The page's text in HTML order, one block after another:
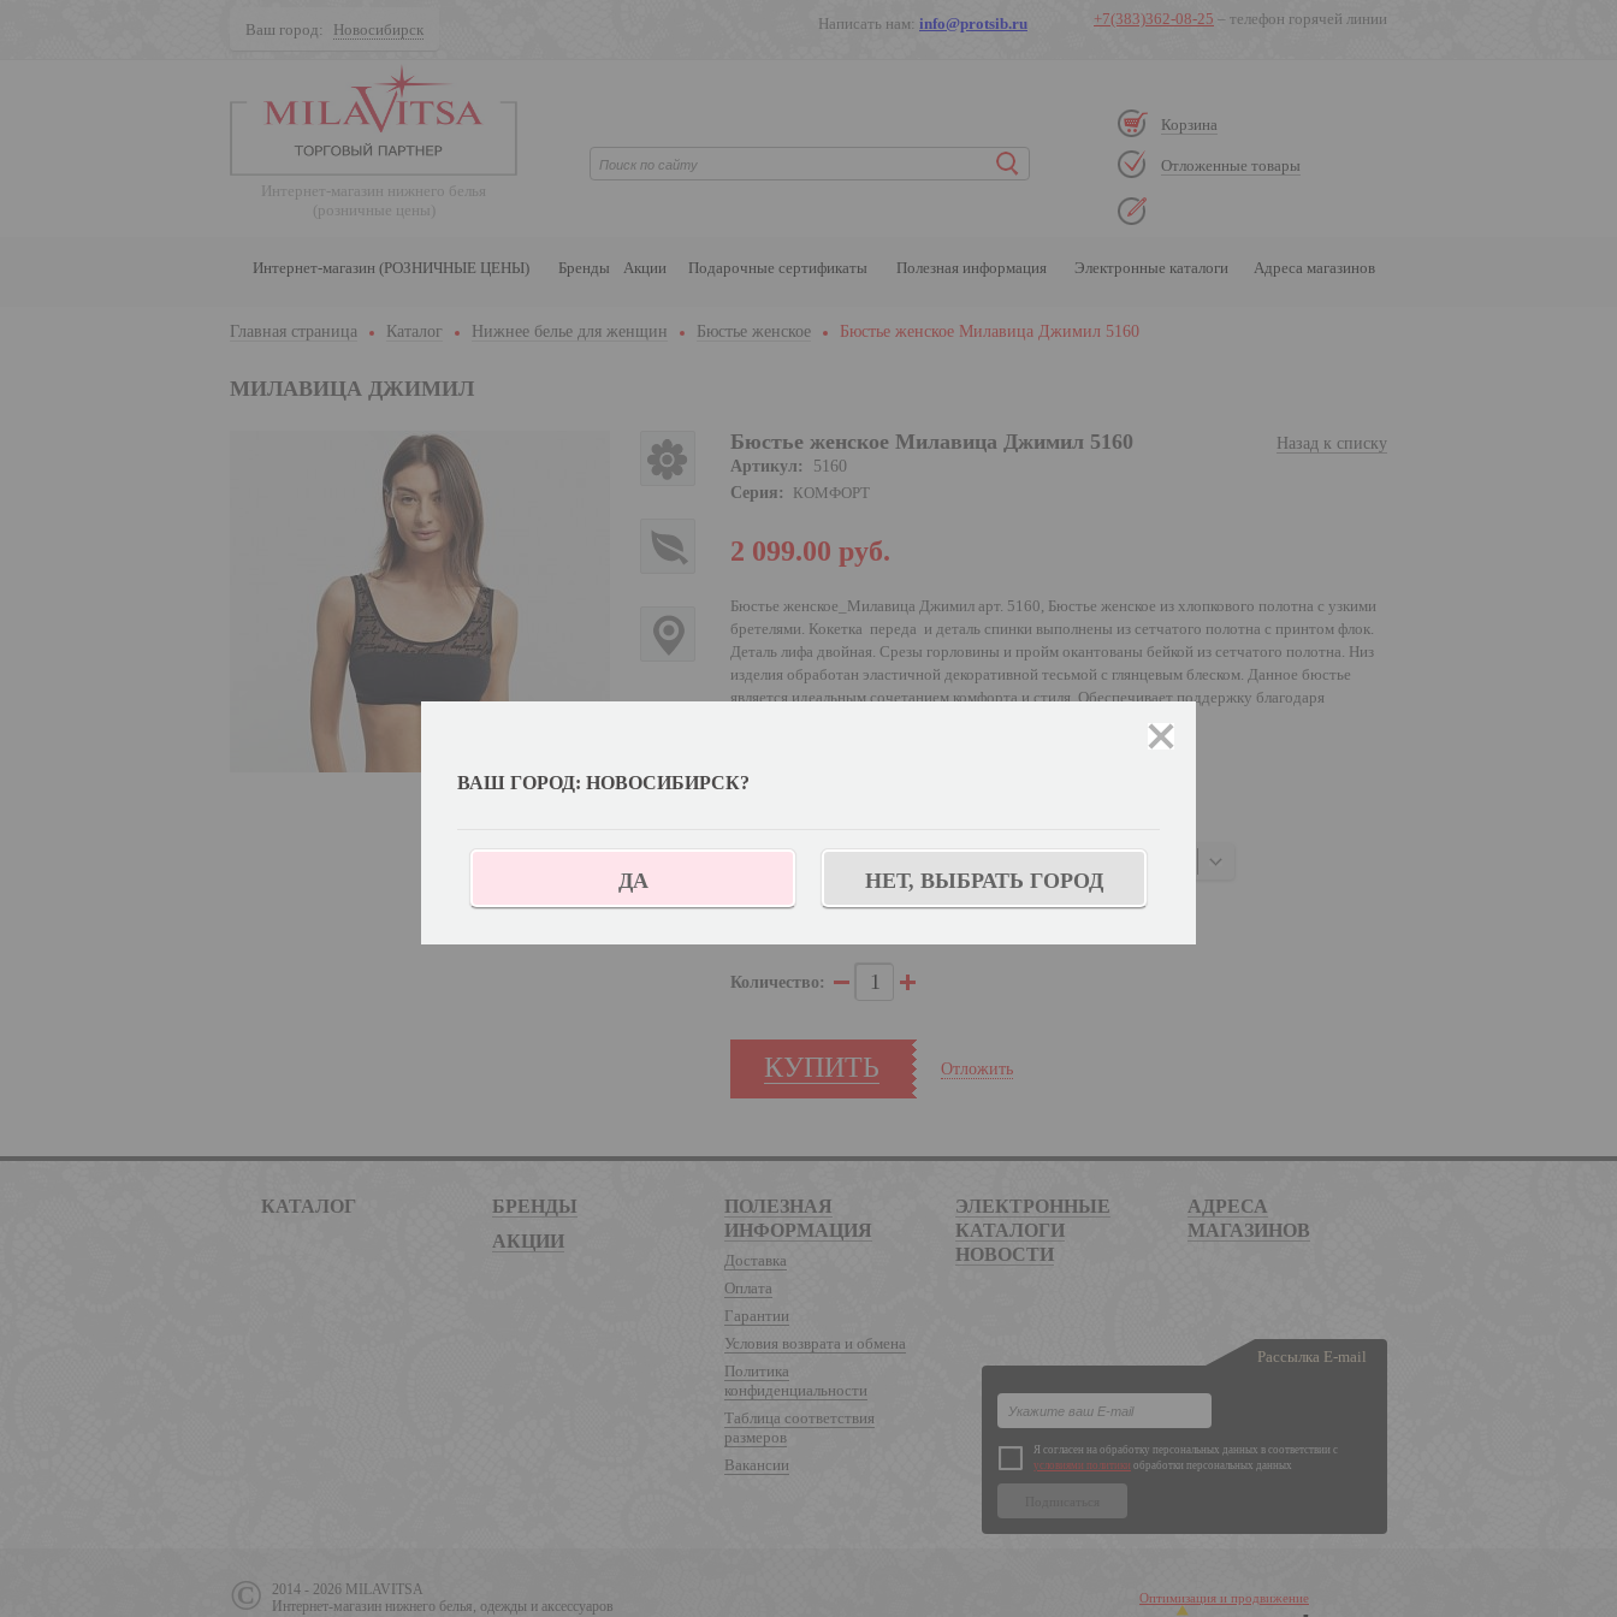
+7(383)362-08-25 – телефон горячей линии
Написать нам: info@protsib.ru
Ваш город: Новосибирск
Корзина
Отложенные товары
Интернет-магазин нижнего белья
(розничные цены)
Интернет-магазин (РОЗНИЧНЫЕ ЦЕНЫ) Бренды Акции Подарочные сертификаты Полезная информация Электронные каталоги Адреса магазинов
Главная страница Каталог Нижнее белье для женщин Бюстье женское Бюстье женское Милавица Джимил 5160
МИЛАВИЦА ДЖИМИЛ
Назад к списку
Бюстье женское Милавица Джимил 5160
Артикул:
5160
Серия:
КОМФОРТ
2 099.00 руб.
Бюстье женское_Милавица Джимил арт. 5160, Бюстье женское из хлопкового полотна с узкими
бретелями. Кокетка переда и деталь спинки выполнены из сетчатого полотна с принтом флок.
Деталь лифа двойная. Срезы горловины и пройм окантованы бейкой из сетчатого полотна. Низ
изделия обработан эластичной декоративной тесьмой с глянцевым блеском. Данное бюстье
является идеальным сочетанием комфорта и стиля. Обеспечивает поддержку благодаря
Количество:
КУПИТЬ Отложить
КАТАЛОГ
БРЕНДЫ
АКЦИИ
ПОЛЕЗНАЯ
ИНФОРМАЦИЯ
Доставка
Оплата
Гарантии
Условия возврата и обмена
Политика
конфиденциальности
Таблица соответствия
размеров
Вакансии
ЭЛЕКТРОННЫЕ
КАТАЛОГИ
АДРЕСА
МАГАЗИНОВ
НОВОСТИ
Рассылка E-mail
Я согласен на обработку персональных данных в соответствии с
условиями политики обработки персональных данных
Оптимизация и продвижение
2014 - 2026 MILAVITSA
Интернет-магазин нижнего белья, одежды и аксессуаров
ВАШ ГОРОД: НОВОСИБИРСК?
ДА НЕТ, ВЫБРАТЬ ГОРОД